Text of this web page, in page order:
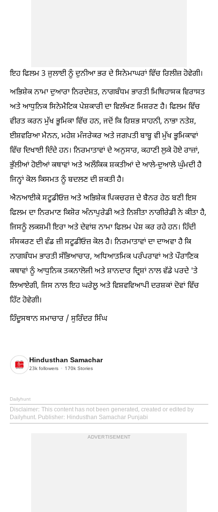
ਇਹ ਫਿਲਮ 3 ਜੁਲਾਈ ਨੂੰ ਦੁਨੀਆ ਭਰ ਦੇ ਸਿਨੇਮਾਘਰਾਂ ਵਿੱਚ ਰਿਲੀਜ਼ ਹੋਵੇਗੀ।
ਅਭਿਸ਼ੇਕ ਨਾਮਾ ਦੁਆਰਾ ਨਿਰਦੇਸ਼ਤ, ਨਾਗਬੰਧਮ ਭਾਰਤੀ ਮਿਥਿਹਾਸਕ ਵਿਰਾਸਤ
ਅਤੇ ਆਧੁਨਿਕ ਸਿਨੇਮੈਟਿਕ ਪੇਸ਼ਕਾਰੀ ਦਾ ਵਿਲੱਖਣ ਮਿਸ਼ਰਣ ਹੈ। ਫਿਲਮ ਵਿੱਚ
ਵੀਰਤ ਕਰਨ ਮੁੱਖ ਭੂਮਿਕਾ ਵਿੱਚ ਹਨ, ਜਦੋਂ ਕਿ ਰਿਸ਼ਭ ਸਾਹਨੀ, ਨਾਭਾ ਨਤੇਸ਼,
ਈਸ਼ਵਰਿਆ ਮੈਨਨ, ਮਹੇਸ਼ ਮੰਜਰੇਕਰ ਅਤੇ ਜਗਪਤੀ ਬਾਬੂ ਵੀ ਮੁੱਖ ਭੂਮਿਕਾਵਾਂ
ਵਿੱਚ ਦਿਖਾਈ ਦਿੰਦੇ ਹਨ। ਨਿਰਮਾਤਾਵਾਂ ਦੇ ਅਨੁਸਾਰ, ਕਹਾਣੀ ਲੁਕੇ ਹੋਏ ਰਾਜ਼ਾਂ,
ਭੁੱਲੀਆਂ ਹੋਈਆਂ ਕਥਾਵਾਂ ਅਤੇ ਅਲੌਕਿਕ ਸ਼ਕਤੀਆਂ ਦੇ ਆਲੇ-ਦੁਆਲੇ ਘੁੰਮਦੀ ਹੈ
ਜਿਨ੍ਹਾਂ ਕੋਲ ਕਿਸਮਤ ਨੂੰ ਬਦਲਣ ਦੀ ਸ਼ਕਤੀ ਹੈ।
ਐਨਆਈਕੇ ਸਟੂਡੀਓਜ਼ ਅਤੇ ਅਭਿਸ਼ੇਕ ਪਿਕਚਰਜ਼ ਦੇ ਬੈਨਰ ਹੇਠ ਬਣੀ ਇਸ
ਫਿਲਮ ਦਾ ਨਿਰਮਾਣ ਕਿਸ਼ੋਰ ਅੰਨਾਪੁਰੇਡੀ ਅਤੇ ਨਿਸ਼ੀਤਾ ਨਾਗੀਰੇਡੀ ਨੇ ਕੀਤਾ ਹੈ,
ਜਿਸਨੂੰ ਲਕਸ਼ਮੀ ਇਰਾ ਅਤੇ ਦੇਵਾਂਸ਼ ਨਾਮਾ ਫਿਲਮ ਪੇਸ਼ ਕਰ ਰਹੇ ਹਨ। ਹਿੰਦੀ
ਸੰਸਕਰਣ ਦੀ ਵੰਡ ਜ਼ੀ ਸਟੂਡੀਓਜ਼ ਕੋਲ ਹੈ। ਨਿਰਮਾਤਾਵਾਂ ਦਾ ਦਾਅਵਾ ਹੈ ਕਿ
ਨਾਗਬੰਧਮ ਭਾਰਤੀ ਸੱਭਿਆਚਾਰ, ਅਧਿਆਤਮਿਕ ਪਰੰਪਰਾਵਾਂ ਅਤੇ ਪੌਰਾਣਿਕ
ਕਥਾਵਾਂ ਨੂੰ ਆਧੁਨਿਕ ਤਕਨਾਲੋਜੀ ਅਤੇ ਸ਼ਾਨਦਾਰ ਦ੍ਰਿਸ਼ਾਂ ਨਾਲ ਵੱਡੇ ਪਰਦੇ 'ਤੇ
ਲਿਆਏਗੀ, ਜਿਸ ਨਾਲ ਇਹ ਘਰੇਲੂ ਅਤੇ ਵਿਸ਼ਵਵਿਆਪੀ ਦਰਸ਼ਕਾਂ ਦੋਵਾਂ ਵਿੱਚ
ਹਿੱਟ ਹੋਵੇਗੀ।
ਹਿੰਦੂਸਥਾਨ ਸਮਾਚਾਰ / ਸੁਰਿੰਦਰ ਸਿੰਘ
Hindusthan Samachar
23k followers 170k Stories
Dailyhunt
Disclaimer: This content has not been generated, created or edited by
Dailyhunt. Publisher: Hindusthan Samachar Punjabi
ADVERTISEMENT